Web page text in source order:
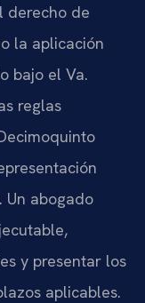
derecho de
la aplicación
bajo el Va.
reglas
Un abogado
y presentar los
aplicables.